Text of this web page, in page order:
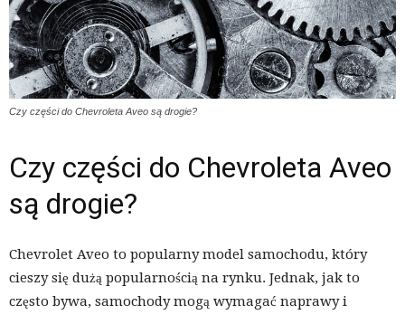
Czy części do Chevroleta Aveo są drogie?
Czy części do Chevroleta Aveo
są drogie?
Chevrolet Aveo to popularny model samochodu, który
cieszy się dużą popularnością na rynku. Jednak, jak to
często bywa, samochody mogą wymagać naprawy i